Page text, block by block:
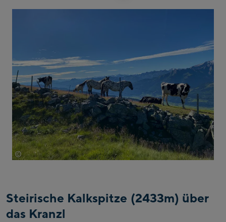
© Marion Puchler
Steirische Kalkspitze (2433m) über
das Kranzl